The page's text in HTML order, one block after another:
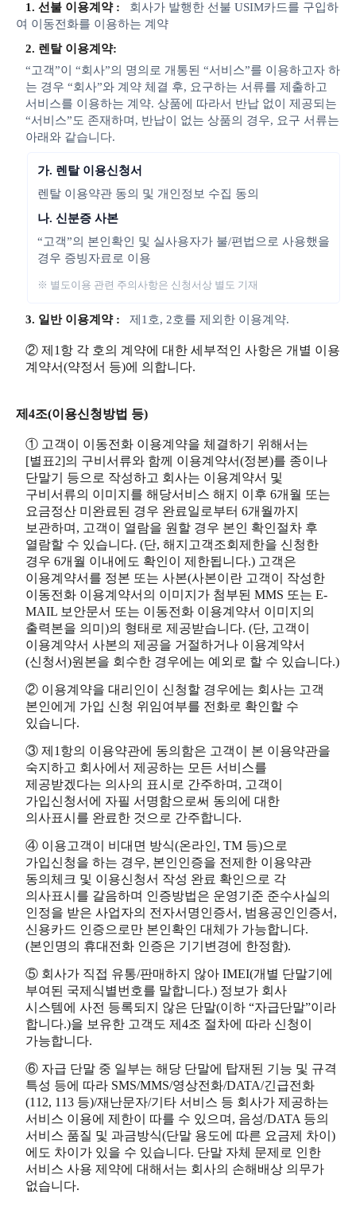
1. 선불 이용계약 :
회사가 발행한 선불 USIM카드를 구입하
여 이동전화를 이용하는 계약
2. 렌탈 이용계약:
“고객”이 “회사”의 명의로 개통된 “서비스”를 이용하고자 하
는 경우 “회사”와 계약 체결 후, 요구하는 서류를 제출하고
서비스를 이용하는 계약. 상품에 따라서 반납 없이 제공되는
“서비스”도 존재하며, 반납이 없는 상품의 경우, 요구 서류는
아래와 같습니다.
가. 렌탈 이용신청서
렌탈 이용약관 동의 및 개인정보 수집 동의
나. 신분증 사본
“고객”의 본인확인 및 실사용자가 불/편법으로 사용했을
경우 증빙자료로 이용
※ 별도이용 관련 주의사항은 신청서상 별도 기재
3. 일반 이용계약 : 제1호, 2호를 제외한 이용계약.
② 제1항 각 호의 계약에 대한 세부적인 사항은 개별 이용
계약서(약정서 등)에 의합니다.
제4조(이용신청방법 등)
① 고객이 이동전화 이용계약을 체결하기 위해서는
[별표2]의 구비서류와 함께 이용계약서(정본)를 종이나
단말기 등으로 작성하고 회사는 이용계약서 및
구비서류의 이미지를 해당서비스 해지 이후 6개월 또는
요금정산 미완료된 경우 완료일로부터 6개월까지
보관하며, 고객이 열람을 원할 경우 본인 확인절차 후
열람할 수 있습니다. (단, 해지고객조회제한을 신청한
경우 6개월 이내에도 확인이 제한됩니다.) 고객은
이용계약서를 정본 또는 사본(사본이란 고객이 작성한
이동전화 이용계약서의 이미지가 첨부된 MMS 또는 E-
MAIL 보안문서 또는 이동전화 이용계약서 이미지의
출력본을 의미)의 형태로 제공받습니다. (단, 고객이
이용계약서 사본의 제공을 거절하거나 이용계약서
(신청서)원본을 회수한 경우에는 예외로 할 수 있습니다.)
② 이용계약을 대리인이 신청할 경우에는 회사는 고객
본인에게 가입 신청 위임여부를 전화로 확인할 수
있습니다.
③ 제1항의 이용약관에 동의함은 고객이 본 이용약관을
숙지하고 회사에서 제공하는 모든 서비스를
제공받겠다는 의사의 표시로 간주하며, 고객이
가입신청서에 자필 서명함으로써 동의에 대한
의사표시를 완료한 것으로 간주합니다.
④ 이용고객이 비대면 방식(온라인, TM 등)으로
가입신청을 하는 경우, 본인인증을 전제한 이용약관
동의체크 및 이용신청서 작성 완료 확인으로 각
의사표시를 갈음하며 인증방법은 운영기준 준수사실의
인정을 받은 사업자의 전자서명인증서, 범용공인인증서,
신용카드 인증으로만 본인확인 대체가 가능합니다.
(본인명의 휴대전화 인증은 기기변경에 한정함).
⑤ 회사가 직접 유통/판매하지 않아 IMEI(개별 단말기에
부여된 국제식별번호를 말합니다.) 정보가 회사
시스템에 사전 등록되지 않은 단말(이하 “자급단말”이라
합니다.)을 보유한 고객도 제4조 절차에 따라 신청이
가능합니다.
⑥ 자급 단말 중 일부는 해당 단말에 탑재된 기능 및 규격
특성 등에 따라 SMS/MMS/영상전화/DATA/긴급전화
(112, 113 등)/재난문자/기타 서비스 등 회사가 제공하는
서비스 이용에 제한이 따를 수 있으며, 음성/DATA 등의
서비스 품질 및 과금방식(단말 용도에 따른 요금제 차이)
에도 차이가 있을 수 있습니다. 단말 자체 문제로 인한
서비스 사용 제약에 대해서는 회사의 손해배상 의무가
없습니다.